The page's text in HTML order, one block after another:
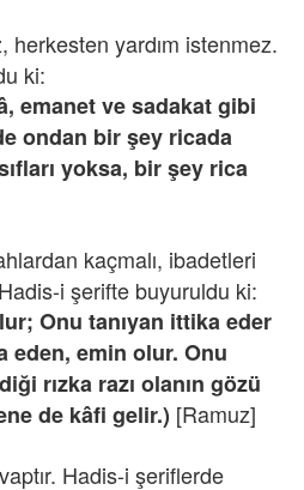
herkesten yardım istenmez.
ki:
emanet ve sadakat gibi
ondan bir şey ricada
yoksa, bir şey rica
kaçmalı, ibadetleri
i şerifte buyuruldu ki:
Onu tanıyan ittika eder
eden, emin olur. Onu
rızka razı olanın gözü
de kâfi gelir.) [Ramuz]
Hadis-i şeriflerde